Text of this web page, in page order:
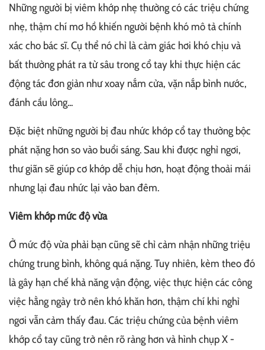
Những người bị viêm khớp nhẹ thường có các triệu chứng
nhẹ, thậm chí mơ hồ khiến người bệnh khó mô tả chính
xác cho bác sĩ. Cụ thể nó chỉ là cảm giác hơi khó chịu và
bất thường phát ra từ sâu trong cổ tay khi thực hiện các
động tác đơn giản như xoay nắm cửa, vặn nắp bình nước,
đánh cầu lông...
Đặc biệt những người bị đau nhức khớp cổ tay thường bộc
phát nặng hơn so vào buổi sáng. Sau khi được nghỉ ngơi,
thư giãn sẽ giúp cơ khớp dễ chịu hơn, hoạt động thoải mái
nhưng lại đau nhức lại vào ban đêm.
Viêm khớp mức độ vừa
Ở mức độ vừa phải bạn cũng sẽ chỉ cảm nhận những triệu
chứng trung bình, không quá nặng. Tuy nhiên, kèm theo đó
là gây hạn chế khả năng vận động, việc thực hiện các công
việc hằng ngày trở nên khó khăn hơn, thậm chí khi nghỉ
ngơi vẫn cảm thấy đau. Các triệu chứng của bệnh viêm
khớp cổ tay cũng trở nên rõ ràng hơn và hình chụp X -